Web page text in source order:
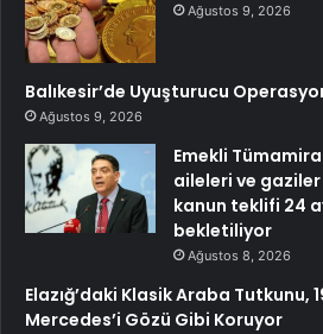
Ağustos 9, 2026
Balıkesir’de Uyuşturucu
Ağustos 9, 2026
Emekli
aileleri ve gaziler
kanun teklifi 24
bekletiliyor
Ağustos 8, 2026
Elazığ’daki Klasik Araba Tutkunu,
Mercedes’i Gözü Gibi Koruyor